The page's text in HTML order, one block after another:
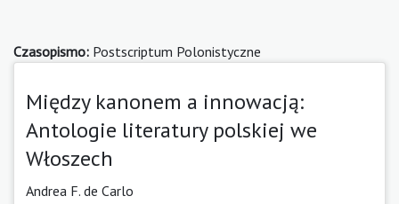
Czasopismo: Postscriptum Polonistyczne
Między kanonem a innowacją:
Antologie literatury polskiej we
Włoszech
Andrea F. de Carlo